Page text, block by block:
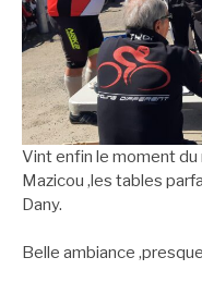
Vint enfin le moment
Mazicou ,les tables
Dany.
Belle ambiance